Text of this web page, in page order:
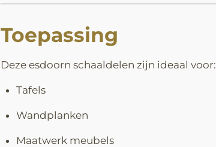
Toepassing
Deze esdoorn schaaldelen zijn ideaal voor:
Tafels
Wandplanken
Maatwerk meubels